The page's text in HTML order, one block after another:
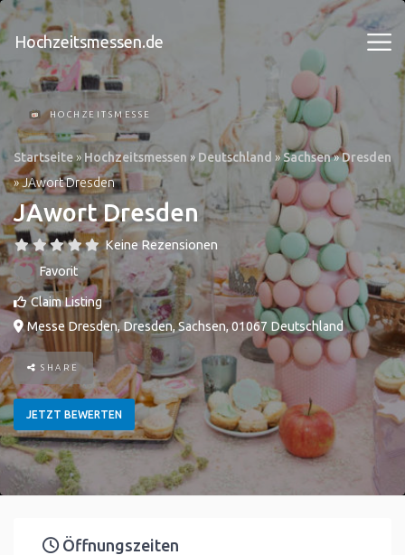
Hochzeitsmessen.de
HOCHZEITSMESSE
Startseite» Hochzeitsmessen »Deutschland »Sachsen»Dresden
»JAwort Dresden
JAwort Dresden
Keine Rezensionen
Favorit
Claim Listing
Messe Dresden,Dresden,Sachsen,01067 Deutschland
SHARE
JETZT BEWERTEN
Öffnungszeiten